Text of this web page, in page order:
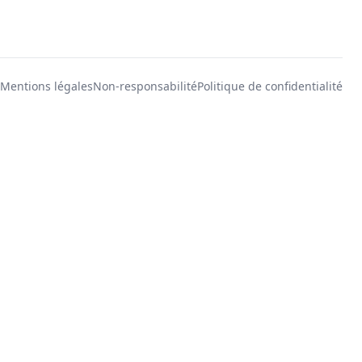
Mentions légalesNon-responsabilitéPolitique de confidentialité